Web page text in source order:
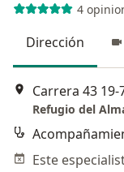
4
Dirección
Carrera 43
Refugio del